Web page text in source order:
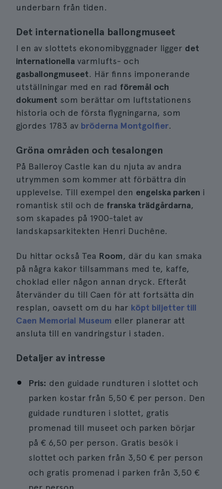
underbarn från tiden.
Det internationella ballongmuseet
I en av slottets ekonomibyggnader ligger det
internationella varmlufts- och
gasballongmuseet. Här finns imponerande
utställningar med en rad föremål och
dokument som berättar om luftstationens
historia och de första flygningarna, som
gjordes 1783 av bröderna Montgolfier.
Gröna områden och tesalongen
På Balleroy Castle kan du njuta av andra
utrymmen som kommer att förbättra din
upplevelse. Till exempel den engelska parken i
romantisk stil och de franska trädgårdarna,
som skapades på 1900-talet av
landskapsarkitekten Henri Duchêne.
Du hittar också Tea Room, där du kan smaka
på några kakor tillsammans med te, kaffe,
choklad eller någon annan dryck. Efteråt
återvänder du till Caen för att fortsätta din
resplan, oavsett om du har köpt biljetter till
Caen Memorial Museum eller planerar att
ansluta till en vandringstur i staden.
Detaljer av intresse
Pris: den guidade rundturen i slottet och
parken kostar från 5,50 € per person. Den
guidade rundturen i slottet, gratis
promenad till museet och parken börjar
på € 6,50 per person. Gratis besök i
slottet och parken från 3,50 € per person
och gratis promenad i parken från 3,50 €